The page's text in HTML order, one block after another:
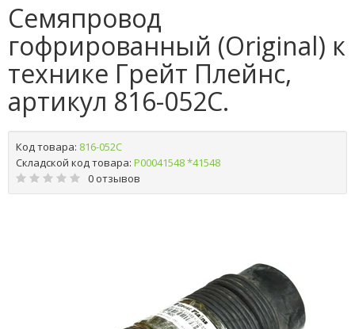
Семяпровод
гофрированный (Original) к
технике Грейт Плейнс,
артикул 816-052C.
Код товара: 816-052C
Складской код товара: Р00041548 *41548
0 отзывов